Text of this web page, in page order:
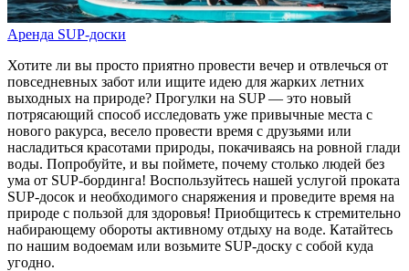
Аренда SUP-доски
Хотите ли вы просто приятно провести вечер и отвлечься от
повседневных забот или ищите идею для жарких летних
выходных на природе? Прогулки на SUP — это новый
потрясающий способ исследовать уже привычные места с
нового ракурса, весело провести время с друзьями или
насладиться красотами природы, покачиваясь на ровной глади
воды. Попробуйте, и вы поймете, почему столько людей без
ума от SUP-бординга! Воспользуйтесь нашей услугой проката
SUP-досок и необходимого снаряжения и проведите время на
природе с пользой для здоровья! Приобщитесь к стремительно
набирающему обороты активному отдыху на воде. Катайтесь
по нашим водоемам или возьмите SUP-доску с собой куда
угодно.